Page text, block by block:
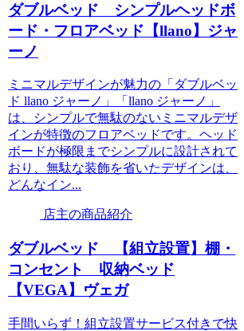
ダブルベッド シンプルヘッドボ
ード・フロアベッド【llano】ジャ
ーノ
ミニマルデザインが魅力の「ダブルベッ
ド llano ジャーノ」「llano ジャーノ」
は、シンプルで無駄のないミニマルデザ
インが特徴のフロアベッドです。ヘッド
ボードが極限までシンプルに設計されて
おり、無駄な装飾を省いたデザインは、
どんなイン...
店主の商品紹介
ダブルベッド 【組立設置】棚・
コンセント 収納ベッド
【VEGA】ヴェガ
手間いらず！組立設置サービス付きで快